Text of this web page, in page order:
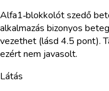
Alfa1‑blokkolót szedő
alkalmazás bizonyos
vezethet (lásd 4.5 pont).
ezért nem javasolt.
Látás